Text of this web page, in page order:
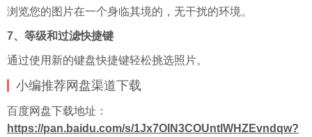
浏览您的图片在一个身临其境的，无干扰的环境。
7、等级和过滤快捷键
通过使用新的键盘快捷键轻松挑选照片。
小编推荐网盘渠道下载
百度网盘下载地址：
https://pan.baidu.com/s/1Jx7OlN3COUntlWHZEvndqw?